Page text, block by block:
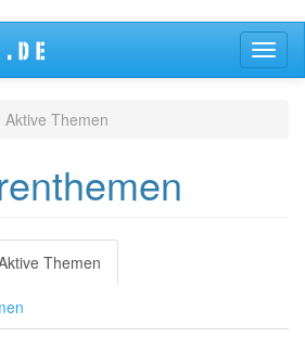
Aktive Themen
Themen
Reiter)